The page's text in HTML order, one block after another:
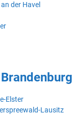
der Havel
Elster
Lausitz